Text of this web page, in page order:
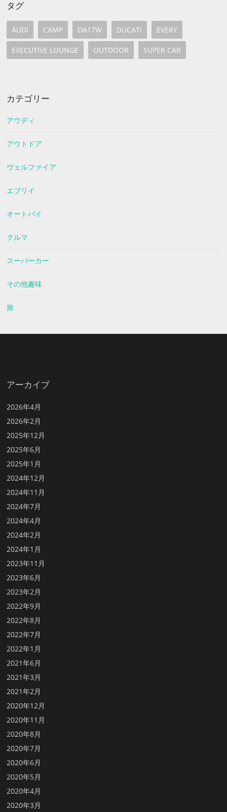
タグ
AUDI CAMP DA17W DUCATI EVERY
EXECUTIVE LOUNGE OUTDOOR SUPER CAR
カテゴリー
アウディ
アウトドア
ヴェルファイア
エブリイ
オートバイ
クルマ
スーパーカー
その他趣味
旅
アーカイブ
2026年4月
2026年2月
2025年12月
2025年6月
2025年1月
2024年12月
2024年11月
2024年7月
2024年4月
2024年2月
2024年1月
2023年11月
2023年6月
2023年2月
2022年9月
2022年8月
2022年7月
2022年1月
2021年6月
2021年3月
2021年2月
2020年12月
2020年11月
2020年8月
2020年7月
2020年6月
2020年5月
2020年4月
2020年3月